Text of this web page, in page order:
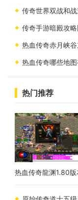
传奇世界双战和
传奇手游暗殿攻
热血传奇赤月峡
热血传奇哪些地
热门推荐